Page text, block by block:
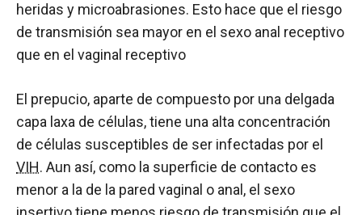
heridas y microabrasiones. Esto hace que el riesgo
de transmisión sea mayor en el sexo anal receptivo
que en el vaginal receptivo
El prepucio, aparte de compuesto por una delgada
capa laxa de células, tiene una alta concentración
de células susceptibles de ser infectadas por el
VIH. Aun así, como la superficie de contacto es
menor a la de la pared vaginal o anal, el sexo